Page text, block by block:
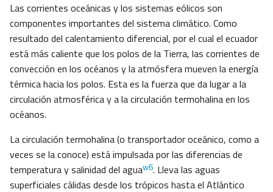
Las corrientes oceánicas y los sistemas eólicos son
componentes importantes del sistema climático. Como
resultado del calentamiento diferencial, por el cual el ecuador
está más caliente que los polos de la Tierra, las corrientes de
convección en los océanos y la atmósfera mueven la energía
térmica hacia los polos. Esta es la fuerza que da lugar a la
circulación atmosférica y a la circulación termohalina en los
océanos.
La circulación termohalina (o transportador oceánico, como a
veces se la conoce) está impulsada por las diferencias de
temperatura y salinidad del aguaw6. Lleva las aguas
superficiales cálidas desde los trópicos hasta el Atlántico